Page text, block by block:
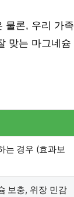
물론, 우리 가족
맞는 마그네슘
는 경우 (효과보
보충, 위장 민감